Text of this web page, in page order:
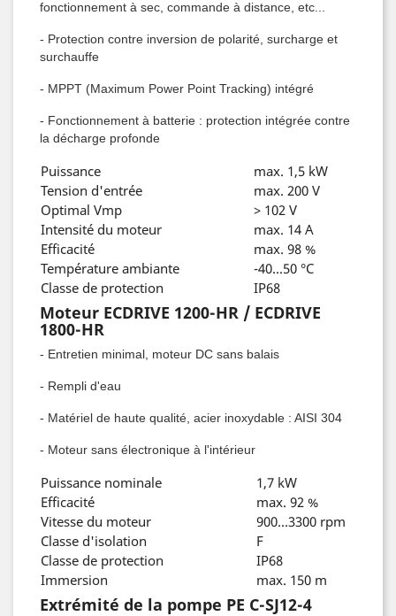
fonctionnement à sec, commande à distance, etc...
- Protection contre inversion de polarité, surcharge et
surchauffe
- MPPT (Maximum Power Point Tracking) intégré
- Fonctionnement à batterie : protection intégrée contre
la décharge profonde
Puissance
max. 1,5 kW
Tension d'entrée
max. 200 V
Optimal Vmp
> 102 V
Intensité du moteur
max. 14 A
Efficacité
max. 98 %
Température ambiante
-40...50 °C
Classe de protection
IP68
Moteur ECDRIVE 1200-HR / ECDRIVE
1800-HR
- Entretien minimal, moteur DC sans balais
- Rempli d'eau
- Matériel de haute qualité, acier inoxydable : AISI 304
- Moteur sans électronique à l'intérieur
Puissance nominale
1,7 kW
Efficacité
max. 92 %
Vitesse du moteur
900...3300 rpm
Classe d'isolation
F
Classe de protection
IP68
Immersion
max. 150 m
Extrémité de la pompe PE C-SJ12-4